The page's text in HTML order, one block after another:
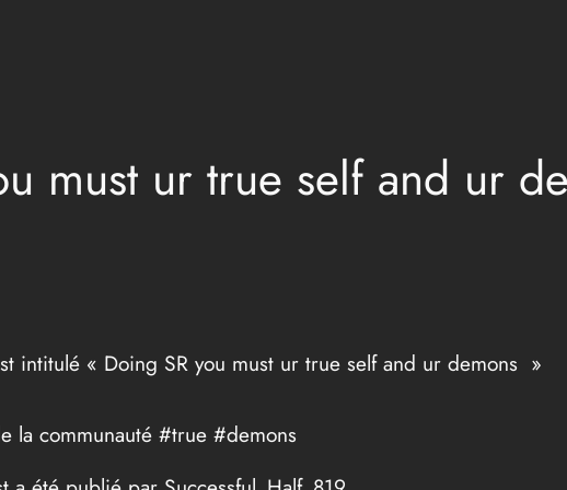
must ur true self and ur
intitulé « Doing SR you must ur true self and ur demons »
la communauté #true #demons